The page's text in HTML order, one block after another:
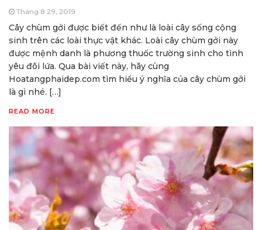
Tháng 8 29, 2019
Cây chùm gởi được biết đến như là loài cây sống cộng
sinh trên các loài thực vật khác. Loài cây chùm gởi này
được mệnh danh là phương thuốc trường sinh cho tình
yêu đôi lứa. Qua bài viết này, hãy cùng
Hoatangphaidep.com tìm hiểu ý nghĩa của cây chùm gởi
là gì nhé. […]
READ MORE